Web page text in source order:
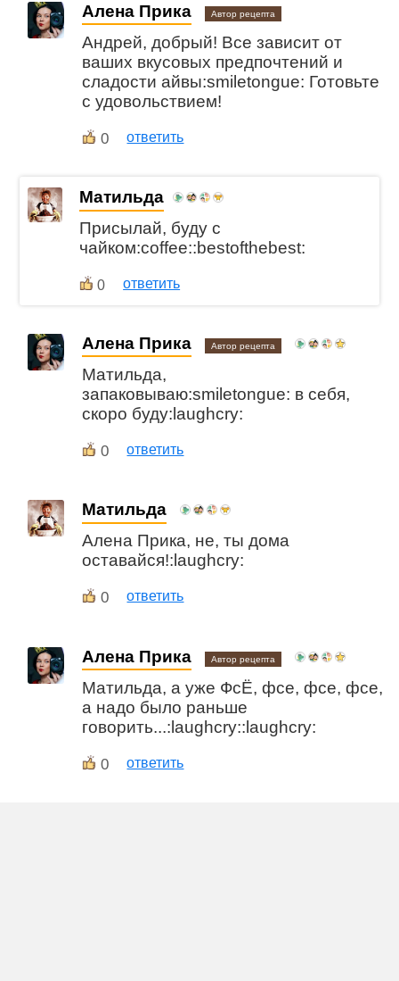
Алена Прика Автор рецепта
Андрей, добрый! Все зависит от
ваших вкусовых предпочтений и
сладости айвы:smiletongue: Готовьте
с удовольствием!
0 ответить
Матильда
Присылай, буду с
чайком:coffee::bestofthebest:
0 ответить
Алена Прика Автор рецепта
Матильда,
запаковываю:smiletongue: в себя,
скоро буду:laughcry:
0 ответить
Матильда
Алена Прика, не, ты дома
оставайся!:laughcry:
0 ответить
Алена Прика Автор рецепта
Матильда, а уже ФсЁ, фсе, фсе, фсе,
а надо было раньше
говорить...:laughcry::laughcry:
0 ответить